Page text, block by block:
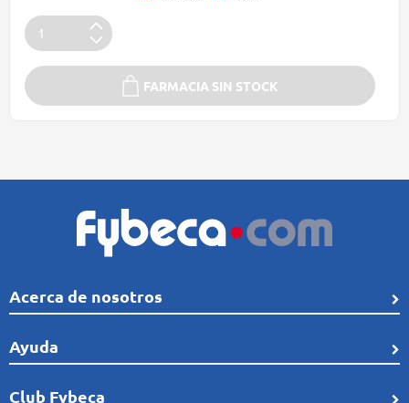
FARMACIA SIN STOCK
Acerca de nosotros
Quiénes Somos
Línea de tiempo
Comunidad
Ayuda
Preguntas frecuentes
Club Fybeca